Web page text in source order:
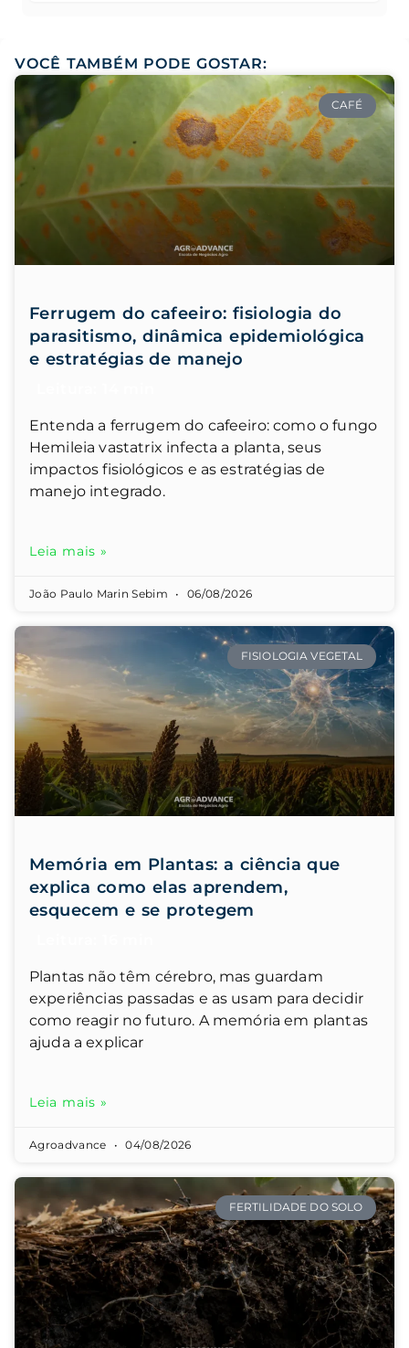
VOCÊ TAMBÉM PODE GOSTAR:
CAFÉ
Ferrugem do cafeeiro: fisiologia do
parasitismo, dinâmica epidemiológica
e estratégias de manejo
Entenda a ferrugem do cafeeiro: como o fungo
Hemileia vastatrix infecta a planta, seus
impactos fisiológicos e as estratégias de
manejo integrado.
Leia mais »
João Paulo Marin Sebim 06/08/2026
FISIOLOGIA VEGETAL
Memória em Plantas: a ciência que
explica como elas aprendem,
esquecem e se protegem
Plantas não têm cérebro, mas guardam
experiências passadas e as usam para decidir
como reagir no futuro. A memória em plantas
ajuda a explicar
Leia mais »
Agroadvance 04/08/2026
FERTILIDADE DO SOLO